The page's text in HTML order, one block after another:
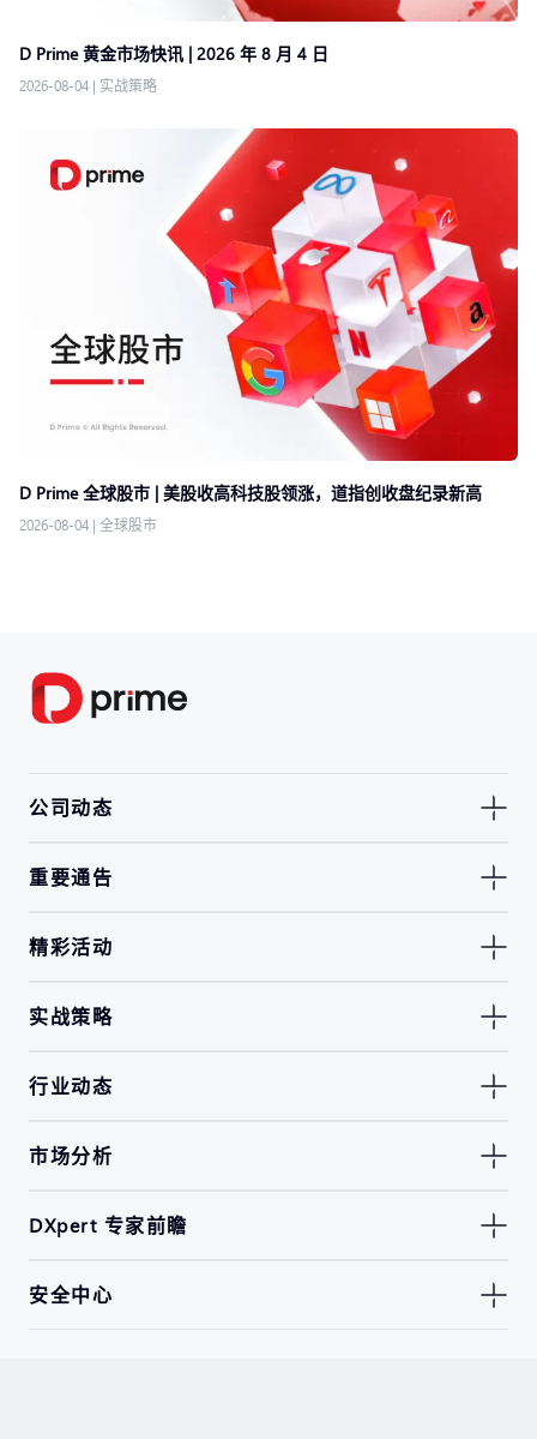
D Prime 黄金市场快讯 | 2026 年 8 月 4 日
2026-08-04 | 实战策略
D Prime 全球股市 | 美股收高科技股领涨，道指创收盘纪录新高
2026-08-04 | 全球股市
公司动态
重要通告
精彩活动
实战策略
行业动态
市场分析
DXpert 专家前瞻
安全中心